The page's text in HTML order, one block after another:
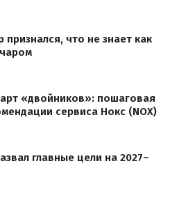
признался, что не знает как
«двойников»: пошаговая
сервиса Нокс (NOX)
главные цели на 2027–